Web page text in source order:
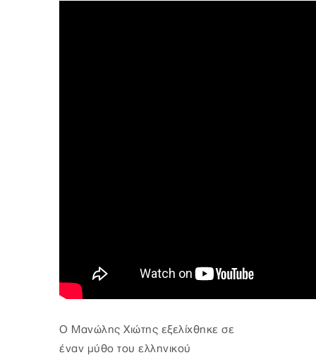
Ο Μανώλης Χιώτης εξελίχθηκε σε
έναν μύθο του ελληνικού